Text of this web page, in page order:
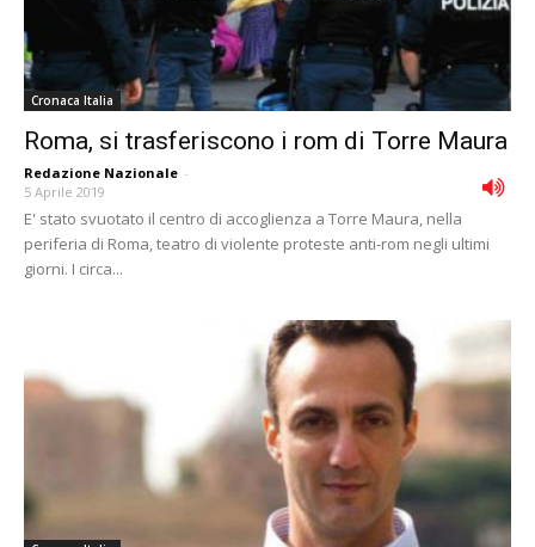
Cronaca Italia
Roma, si trasferiscono i rom di Torre Maura
Redazione Nazionale -
5 Aprile 2019
E' stato svuotato il centro di accoglienza a Torre Maura, nella
periferia di Roma, teatro di violente proteste anti-rom negli ultimi
giorni. I circa...